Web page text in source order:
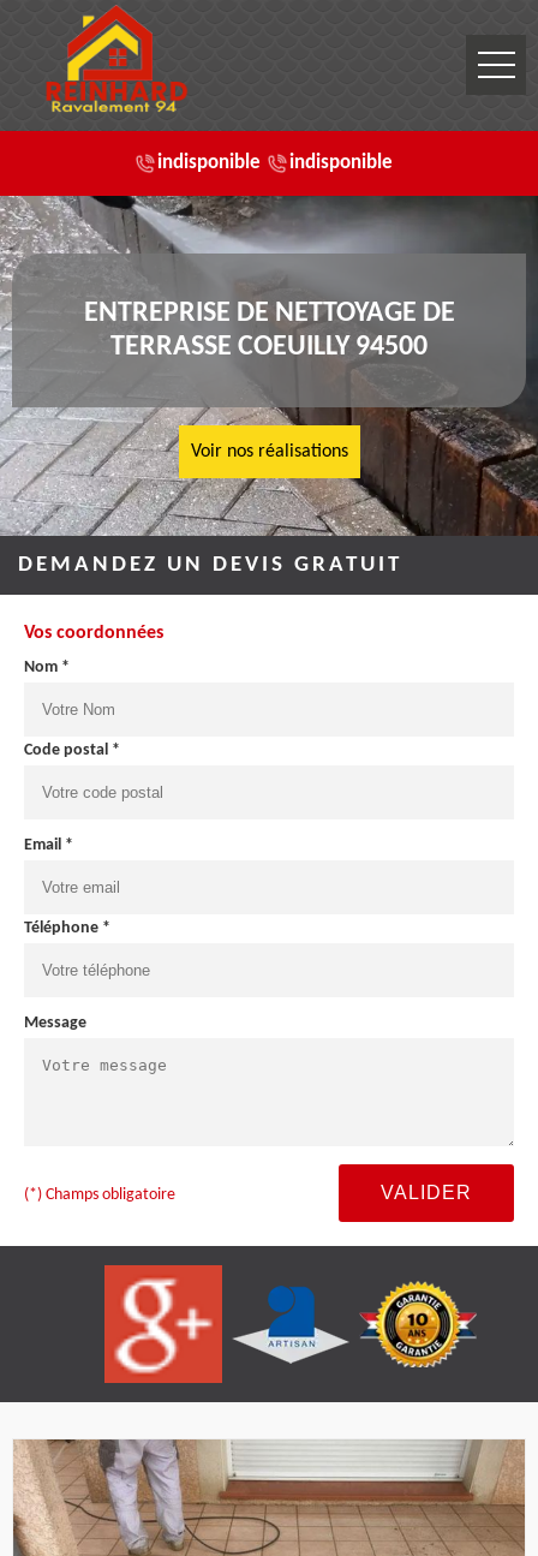
indisponible indisponible
ENTREPRISE DE NETTOYAGE DE
TERRASSE COEUILLY 94500
Voir nos réalisations
DEMANDEZ UN DEVIS GRATUIT
Vos coordonnées
Nom *
Code postal *
Email *
Téléphone *
Message
(*) Champs obligatoire